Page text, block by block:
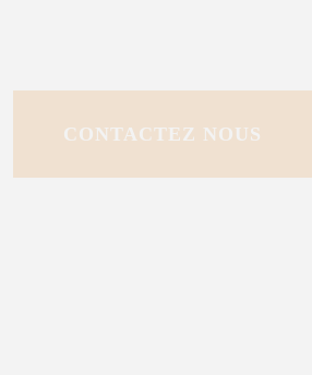
CONTACTEZ NOUS
QUI SOMMES